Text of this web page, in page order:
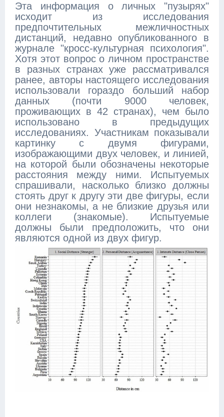
Эта информация о личных "пузырях"
исходит из исследования
предпочтительных межличностных
дистанций, недавно опубликованного в
журнале "кросс-культурная психология".
Хотя этот вопрос о личном пространстве
в разных странах уже рассматривался
ранее, авторы настоящего исследования
использовали гораздо больший набор
данных (почти 9000 человек,
проживающих в 42 странах), чем было
использовано в предыдущих
исследованиях. Участникам показывали
картинку с двумя фигурами,
изображающими двух человек, и линией,
на которой были обозначены некоторые
расстояния между ними. Испытуемых
спрашивали, насколько близко должны
стоять друг к другу эти две фигуры, если
они незнакомы, а не близкие друзья или
коллеги (знакомые). Испытуемые
должны были предположить, что они
являются одной из двух фигур.